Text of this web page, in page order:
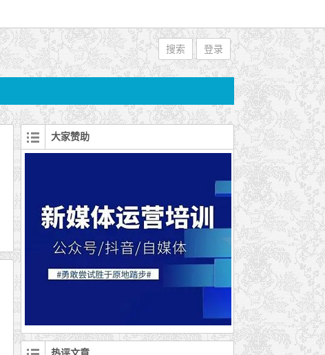
搜索 登录
大家赞助